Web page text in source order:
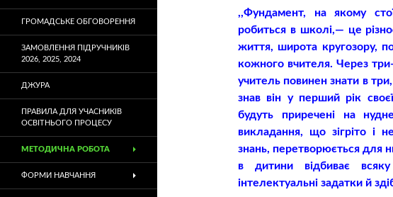
,,Фундамент, на якому
робиться в школі,— це
життя, широта кругозору,
кожного вчителя. Через три-
учитель повинен знати в
знав він у перший рік
будуть приречені на
викладання, що зігріто і
знань, перетворюється для
в дитини відбиває
інтелектуальні задатки й
ГРОМАДСЬКЕ ОБГОВОРЕННЯ
ЗАМОВЛЕННЯ ПІДРУЧНИКІВ
2026, 2025, 2024
ДЖУРА
ПРАВИЛА ДЛЯ УЧАСНИКІВ
ОСВІТНЬОГО ПРОЦЕСУ
МЕТОДИЧНА РОБОТА
ФОРМИ НАВЧАННЯ